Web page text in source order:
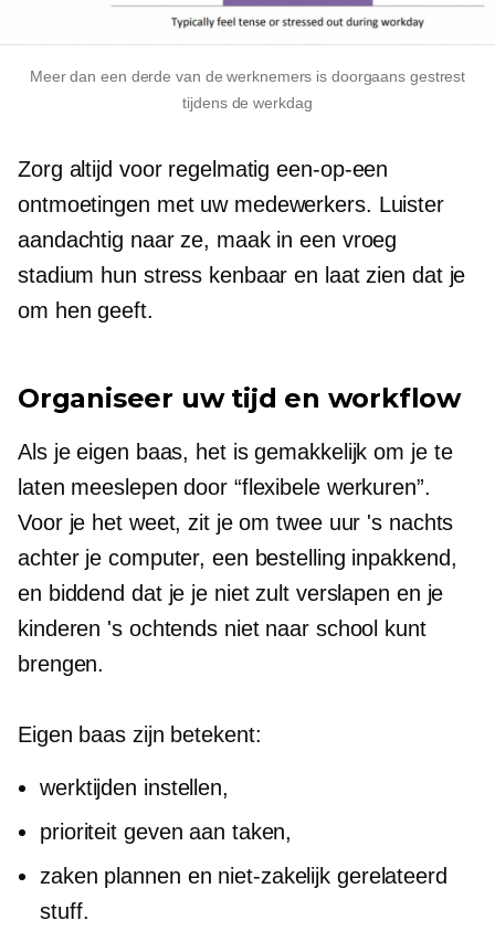
Meer dan een derde van de werknemers is doorgaans gestrest
tijdens de werkdag
Zorg altijd voor regelmatigeen-op-een
ontmoetingen met uw medewerkers. Luister
aandachtig naar ze, maak in een vroeg
stadium hun stress kenbaar en laat zien dat je
om hen geeft.
Organiseer uw tijd en workflow
Als jeeigen baas, het is gemakkelijk om je te
laten meeslepen door “flexibele werkuren”.
Voor je het weet, zit je om twee uur 's nachts
achter je computer, een bestelling inpakkend,
en biddend dat je je niet zult verslapen en je
kinderen 's ochtends niet naar school kunt
brengen.
Eigen baas zijn betekent:
werktijden instellen,
prioriteit geven aan taken,
zaken plannen en niet-zakelijk gerelateerd
stuff.